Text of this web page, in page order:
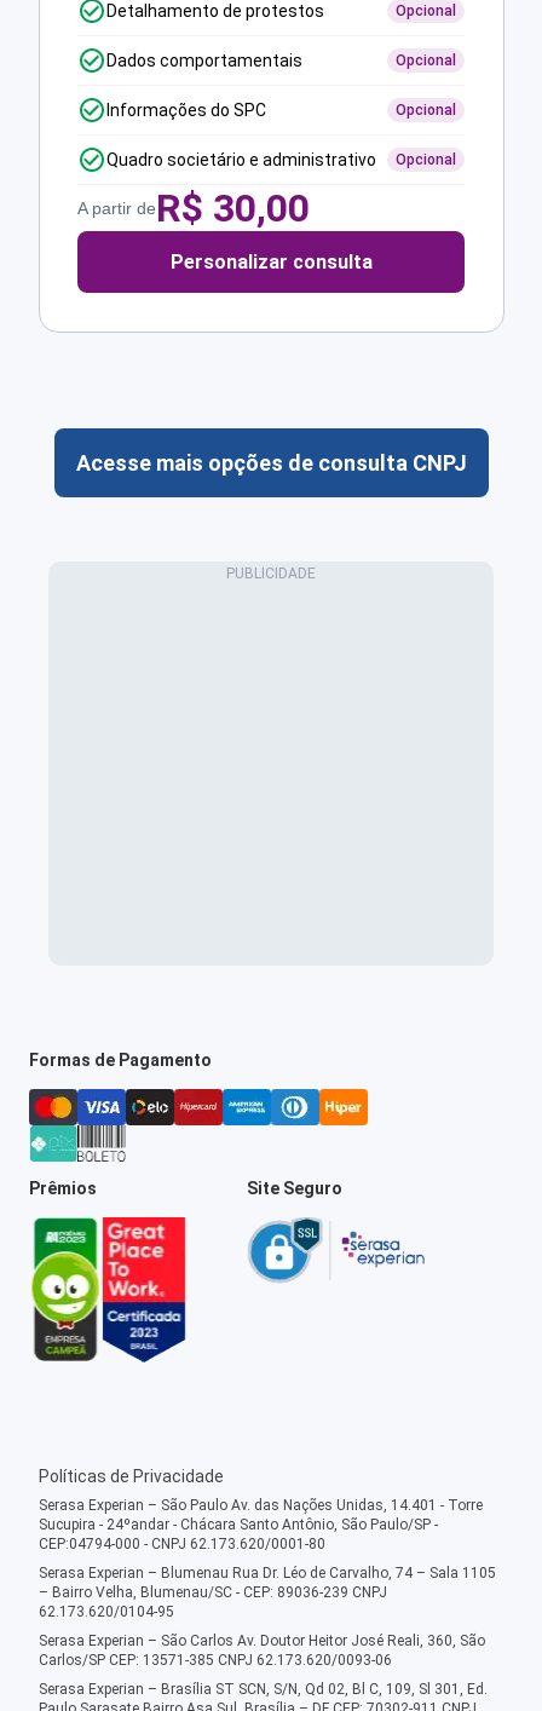
Detalhamento de protestos Opcional
Dados comportamentais Opcional
Informações do SPC Opcional
Quadro societário e administrativo Opcional
A partir deR$ 30,00
Personalizar consulta
Acesse mais opções de consulta CNPJ
Formas de Pagamento
Prêmios Site Seguro
Políticas de Privacidade
Serasa Experian – São Paulo Av. das Nações Unidas, 14.401 - Torre
Sucupira - 24ºandar - Chácara Santo Antônio, São Paulo/SP -
CEP:04794-000 - CNPJ 62.173.620/0001-80
Serasa Experian – Blumenau Rua Dr. Léo de Carvalho, 74 – Sala 1105
– Bairro Velha, Blumenau/SC - CEP: 89036-239 CNPJ
62.173.620/0104-95
Serasa Experian – São Carlos Av. Doutor Heitor José Reali, 360, São
Carlos/SP CEP: 13571-385 CNPJ 62.173.620/0093-06
Serasa Experian – Brasília ST SCN, S/N, Qd 02, Bl C, 109, Sl 301, Ed.